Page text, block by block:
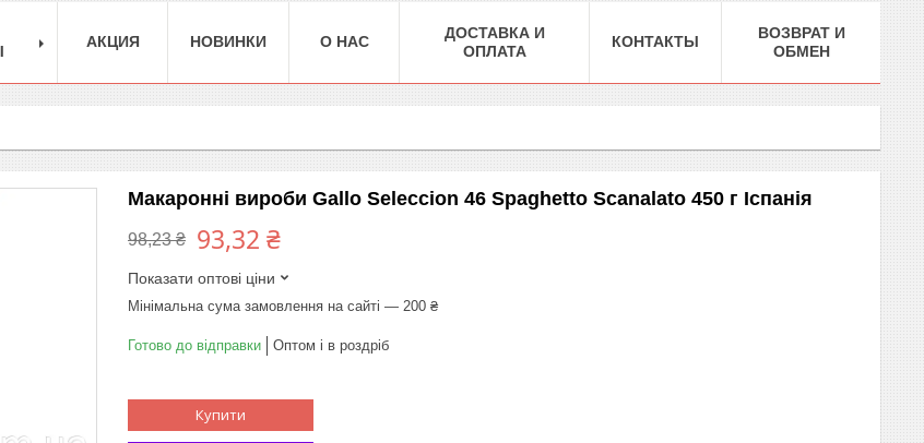
АКЦИЯ НОВИНКИ О НАС
ДОСТАВКА И
ОПЛАТА
КОНТАКТЫ
ВОЗВРАТ И
ОБМЕН
Макаронні вироби Gallo Seleccion 46 Spaghetto Scanalato 450 г Іспанія
98,23 ₴ 93,32 ₴
Показати оптові ціни
Мінімальна сума замовлення на сайті — 200 ₴
Готово до відправки Оптом і в роздріб
Купити